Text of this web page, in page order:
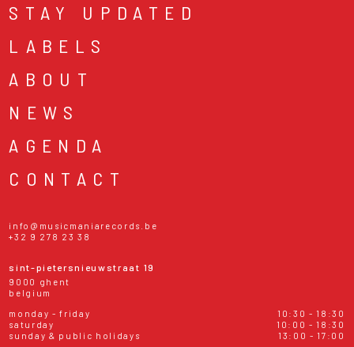
STAY UPDATED
LABELS
ABOUT
NEWS
AGENDA
CONTACT
info@musicmaniarecords.be
+32 9 278 23 38
sint-pietersnieuwstraat 19
9000 ghent
belgium
monday - friday
10:30 - 18:30
saturday
10:00 - 18:30
sunday & public holidays
13:00 - 17:00